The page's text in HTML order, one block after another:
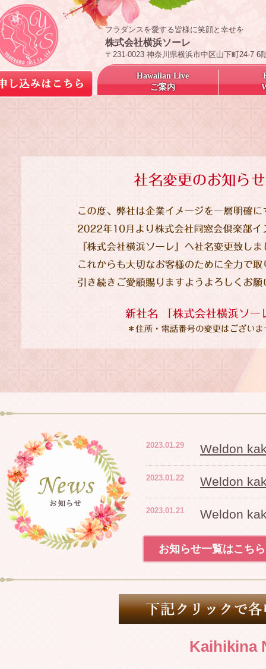
フラダンスを愛する皆様に笑顔と幸せを
株式会社横浜ソーレ
〒231-0023 神奈川県横浜市中区山下町24-7 6
Hawaiian Live
ご案内
2023.01.29 Weldon
2023.01.22 Weldon
2023.01.21 Weldon
2023.01.15 Weldon
2023年 冬
2022.11.27 Weldon
Weldon
お知らせ一覧はこちら
Kaihikina